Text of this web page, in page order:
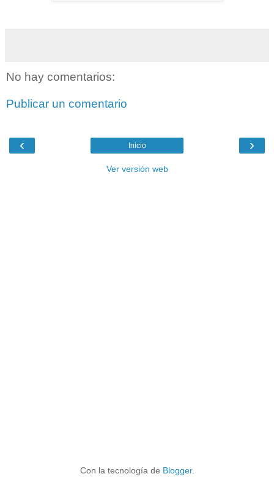
No hay comentarios:
Publicar un comentario
‹ ›
Inicio
Ver versión web
Con la tecnología de Blogger.